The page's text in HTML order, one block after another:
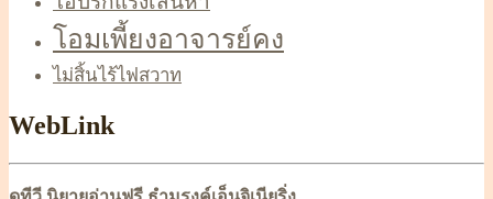
โอมเพี้ยงอาจารย์คง
ไม่สิ้นไร้ไฟสวาท
WebLink